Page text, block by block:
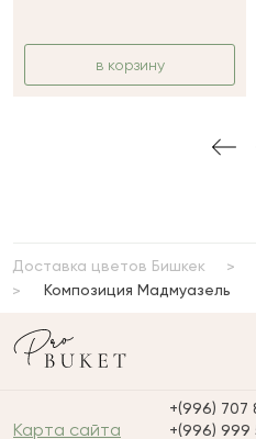
в корзину
Доставка цветов Бишкек
Композиция Мадмуазель‎
Карта сайта
+(996) 707
+(996) 999